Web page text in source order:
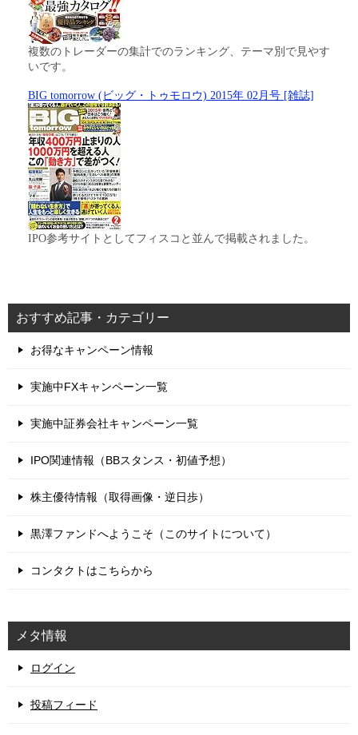
複数のトレーダーの集計でのランキング、テーマ別で見やす
いです。
BIG tomorrow (ビッグ・トゥモロウ) 2015年 02月号 [雑誌]
IPO参考サイトとしてフィスコと並んで掲載されました。
おすすめ記事・カテゴリー
お得なキャンペーン情報
実施中FXキャンペーン一覧
実施中証券会社キャンペーン一覧
IPO関連情報（BBスタンス・初値予想）
株主優待情報（取得画像・逆日歩）
黒澤ファンドへようこそ（このサイトについて）
コンタクトはこちらから
メタ情報
ログイン
投稿フィード